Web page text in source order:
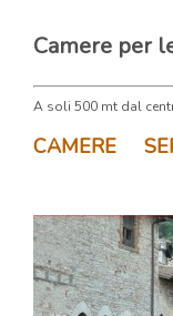
Camere per
A soli 500 mt dal
CAMERE